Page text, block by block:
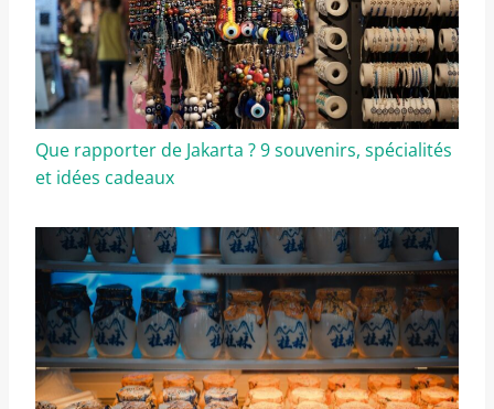
Que rapporter de Jakarta ? 9 souvenirs, spécialités
et idées cadeaux